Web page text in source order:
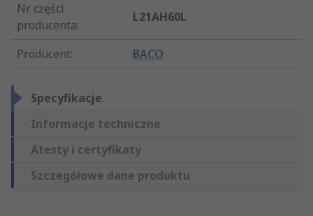
Nr części
producenta:
L21AH60L
Producent: BACO
Specyfikacje
Informacje techniczne
Atesty i certyfikaty
Szczegółowe dane produktu